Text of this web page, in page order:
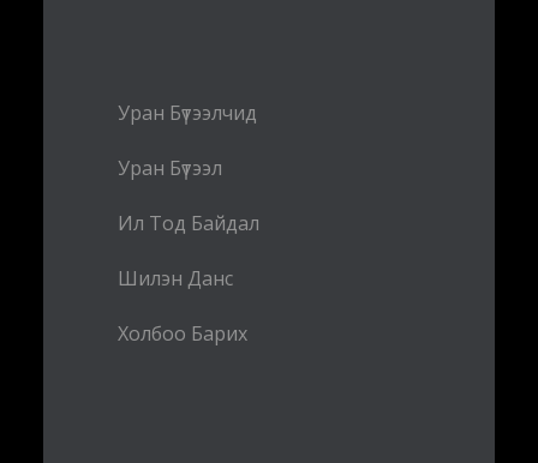
Уран Бүтээлчид
Уран Бүтээл
Ил Тод Байдал
Шилэн Данс
Холбоо Барих